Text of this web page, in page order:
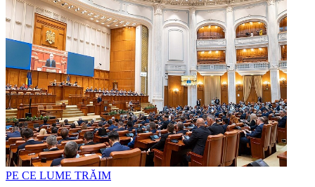
PE CE LUME TRĂIM